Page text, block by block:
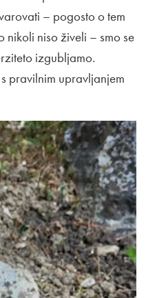
– pogosto o tem
niso živeli – smo se
izgubljamo.
pravilnim upravljanjem